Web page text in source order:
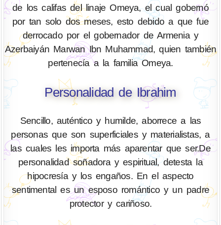
de los califas del linaje Omeya, el cual gobernó
por tan solo dos meses, esto debido a que fue
derrocado por el gobernador de Armenia y
Azerbaiyán Marwan Ibn Muhammad, quien también
pertenecía a la familia Omeya.
Personalidad de Ibrahim
Sencillo, auténtico y humilde, aborrece a las
personas que son superficiales y materialistas, a
las cuales les importa más aparentar que ser.De
personalidad soñadora y espiritual, detesta la
hipocresía y los engaños. En el aspecto
sentimental es un esposo romántico y un padre
protector y cariñoso.